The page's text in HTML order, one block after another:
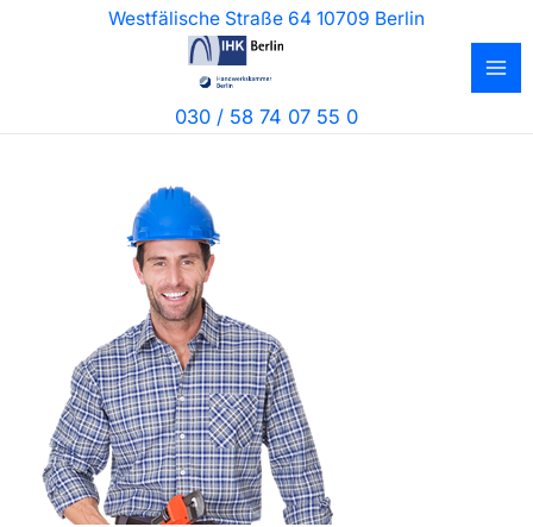
Westfälische Straße 64 10709 Berlin
030 / 58 74 07 55 0